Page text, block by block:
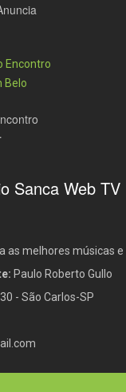
Sanca Web TV
as melhores músicas
Paulo Roberto Gullo
- São Carlos-SP